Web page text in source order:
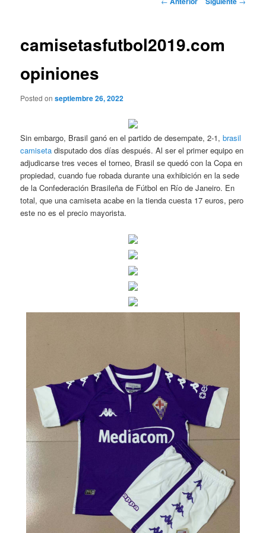
camisetasfutbol2019.com
opiniones
Posted onseptiembre 26, 2022
Sin embargo, Brasil ganó en el partido de desempate, 2-1,brasil
camiseta disputado dos días después. Al ser el primer equipo en
adjudicarse tres veces el torneo, Brasil se quedó con la Copa en
propiedad, cuando fue robada durante una exhibición en la sede
de la Confederación Brasileña de Fútbol en Río de Janeiro. En
total, que una camiseta acabe en la tienda cuesta 17 euros, pero
este no es el precio mayorista.